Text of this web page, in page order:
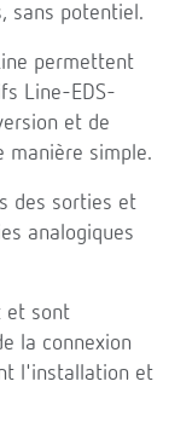
sans potentiel.
permettent
Line-EDS-
et de
manière simple.
des sorties et
analogiques
et sont
la connexion
l'installation et